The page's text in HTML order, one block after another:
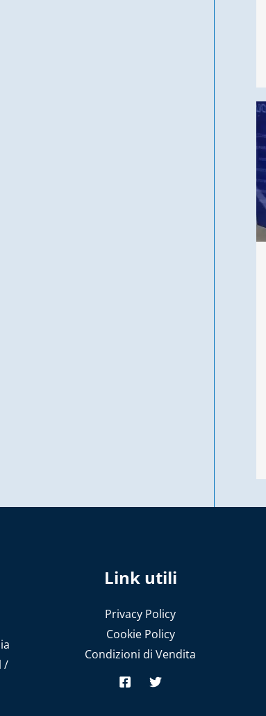
/
Link utili
Privacy Policy
Cookie Policy
Condizioni di Vendita